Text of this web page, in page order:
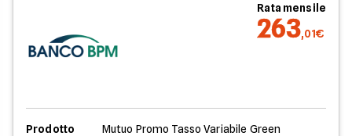
Rata mensile
263,01€
Prodotto
Mutuo Promo Tasso Variabile Green